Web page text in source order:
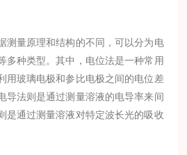
量原理和结构的不同，可以分为电
多种类型。其中，电位法是一种常用
用玻璃电极和参比电极之间的电位差
导法则是通过测量溶液的电导率来间
是通过测量溶液对特定波长光的吸收